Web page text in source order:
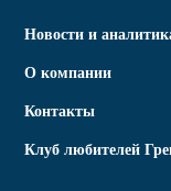
Новости и
О компании
Контакты
Клуб любителей